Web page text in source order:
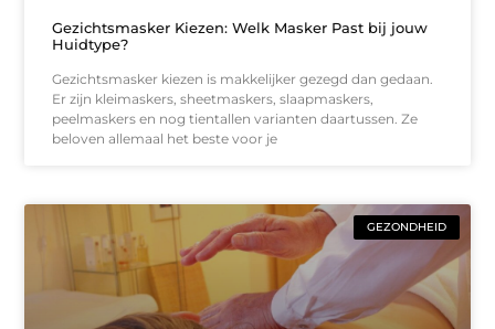
Gezichtsmasker Kiezen: Welk Masker Past bij jouw
Huidtype?
Gezichtsmasker kiezen is makkelijker gezegd dan gedaan.
Er zijn kleimaskers, sheetmaskers, slaapmaskers,
peelmaskers en nog tientallen varianten daartussen. Ze
beloven allemaal het beste voor je
GEZONDHEID